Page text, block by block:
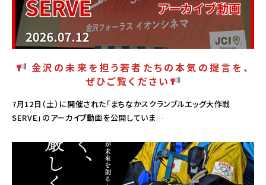
金沢の未来を担う若者たちの本気の提言を、
ぜひご覧ください
7月12日（土）に開催された「まちなかスクランブルエッグ大作戦
SERVE」のアーカイブ動画を公開していま…
PICK UP